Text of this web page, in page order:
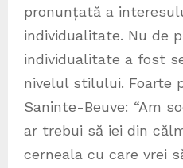
pronunțată a
individualitate. Nu de
individualitate a fost
nivelul stilului. Foarte
Saninte-Beuve: “Am
ar trebui să iei din
cerneala cu care vrei